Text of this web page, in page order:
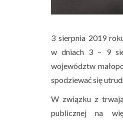
3 sierpnia 2019
w dniach 3 – 9
województw
spodziewać się
W związku z
publicznej na